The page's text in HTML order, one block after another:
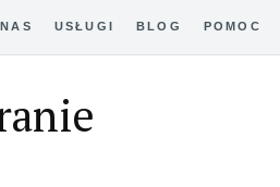
USŁUGI BLOG POMOC